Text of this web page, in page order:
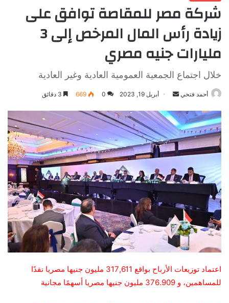
شركة مصر للمقاصة توافق على
زيادة رأس المال المرخص إلى 3
مليارات جنيه مصري
خلال اجتماع الجمعية العمومية العادية وغير العادية
أحمد فتحي
أرسل
إلكترونيا
أبريل 19, 2023 0
669
اعتماد توزيعات الأرباح بواقع 317,611 مليون جنيها مصريا نقدًا
للمساهمين، و 376.909 مليون جنيها مصريا أسهمًا مجانية